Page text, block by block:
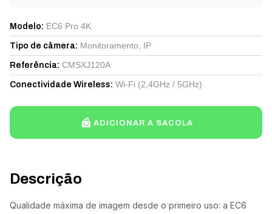
Descrição
Qualidade máxima de imagem desde o primeiro uso: a EC6
Modelo: EC6 Pro 4K
Tipo de câmera: Monitoramento, IP
Referência: CMSXJ120A
Conectividade Wireless: Wi-Fi (2,4GHz / 5GHz)
ADICIONAR A SACOLA